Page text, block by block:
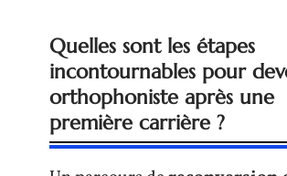
Quelles sont les étapes
incontournables pour
orthophoniste après une
première carrière ?